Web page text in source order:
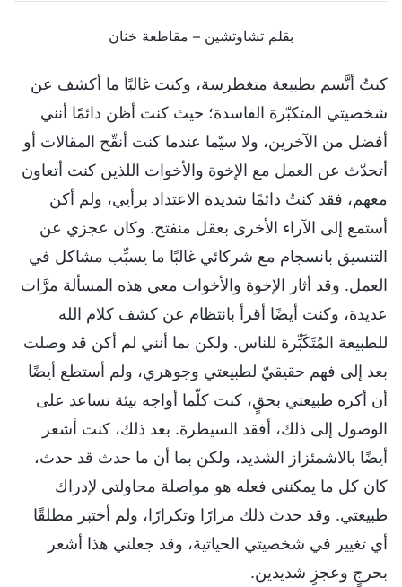
بقلم تشاوتشين – مقاطعة خنان
كنتُ أتَّسم بطبيعة متغطرسة، وكنت غالبًا ما أكشف عن
شخصيتي المتكبّرة الفاسدة؛ حيث كنت أظن دائمًا أنني
أفضل من الآخرين، ولا سيّما عندما كنت أنقّح المقالات أو
أتحدّث عن العمل مع الإخوة والأخوات اللذين كنت أتعاون
معهم، فقد كنتُ دائمًا شديدة الاعتداد برأيي، ولم أكن
أستمع إلى الآراء الأخرى بعقل منفتح. وكان عجزي عن
التنسيق بانسجام مع شركائي غالبًا ما يسبِّب مشاكل في
العمل. وقد أثار الإخوة والأخوات معي هذه المسألة مرَّات
عديدة، وكنت أيضًا أقرأ بانتظام عن كشف كلام الله
للطبيعة المُتَكَبِّرة للناس. ولكن بما أنني لم أكن قد وصلت
بعد إلى فهم حقيقيّ لطبيعتي وجوهري، ولم أستطع أيضًا
أن أكره طبيعتي بحقٍ، كنت كلّما أواجه بيئة تساعد على
الوصول إلى ذلك، أفقد السيطرة. بعد ذلك، كنت أشعر
أيضًا بالاشمئزاز الشديد، ولكن بما أن ما حدث قد حدث،
كان كل ما يمكنني فعله هو مواصلة محاولتي لإدراك
طبيعتي. وقد حدث ذلك مرارًا وتكرارًا، ولم أختبر مطلقًا
أي تغيير في شخصيتي الحياتية، وقد جعلني هذا أشعر
بحرجٍ وعجزٍ شديدين.